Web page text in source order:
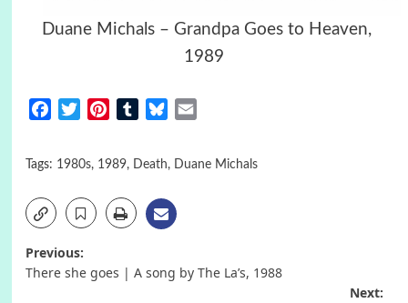
Duane Michals – Grandpa Goes to Heaven,
1989
FacebookTwitterPinterestTumblrBluesky
Tags: 1980s, 1989, Death, Duane Michals
Post
Previous:
There she goes | A song by The La’s, 1988
Next: